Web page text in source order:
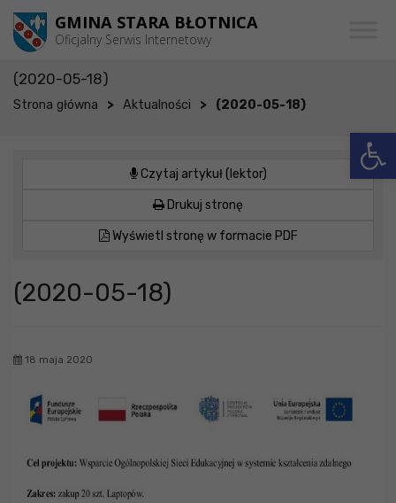
Przejdź do menu
Przejdź do głównej treści strony
Przejdź do stopki strony GMINA STARA BŁOTNICA
Oficjalny Serwis Internetowy
(2020-05-18)
Strona główna > Aktualności > (2020-05-18)
Czytaj artykuł (lektor)
Drukuj stronę
Wyświetl stronę w formacie PDF
(2020-05-18)
18 maja 2020